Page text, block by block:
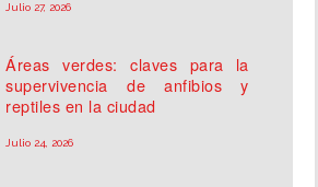
Julio 27, 2026
Áreas verdes: claves para la
supervivencia de anfibios y
reptiles en la ciudad
Julio 24, 2026